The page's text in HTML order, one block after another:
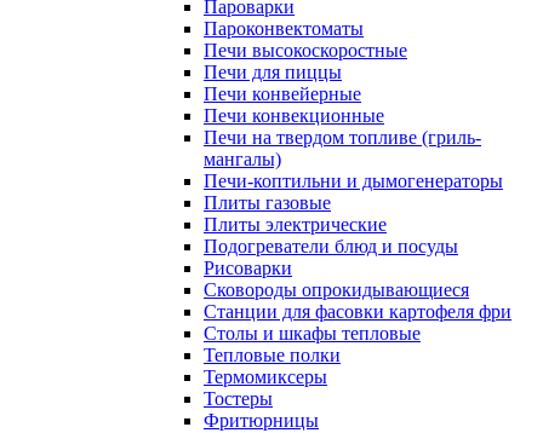
Пароварки
Пароконвектоматы
Печи высокоскоростные
Печи для пиццы
Печи конвейерные
Печи конвекционные
Печи на твердом топливе (гриль-
мангалы)
Печи-коптильни и дымогенераторы
Плиты газовые
Плиты электрические
Подогреватели блюд и посуды
Рисоварки
Сковороды опрокидывающиеся
Станции для фасовки картофеля фри
Столы и шкафы тепловые
Тепловые полки
Термомиксеры
Тостеры
Фритюрницы